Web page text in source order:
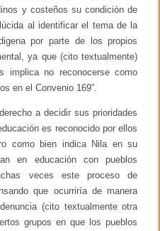
u
a
z
a
y costeños su condición de
al identificar el tema de la
por parte de los propios
ya que (cito textualmente)
implica no reconocerse como
en el Convenio 169”.
a decidir sus prioridades
es reconocido por ellos
como bien indica Nila en su
en educación con pueblos
veces este proceso de
que ocurriría de manera
(cito textualmente otra
grupos en que los pueblos